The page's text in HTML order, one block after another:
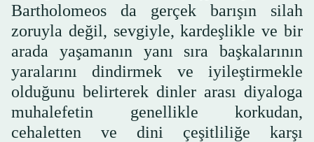
Bartholomeos da gerçek barışın silah
zoruyla değil, sevgiyle, kardeşlikle ve bir
arada yaşamanın yanı sıra başkalarının
yaralarını dindirmek ve iyileştirmekle
olduğunu belirterek dinler arası diyaloga
muhalefetin genellikle korkudan,
cehaletten ve dini çeşitliliğe karşı